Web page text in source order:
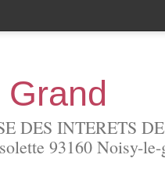
DES INTERETS
93160 Noisy-le-